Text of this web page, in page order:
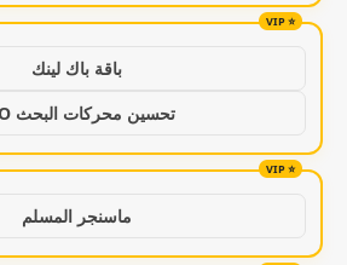
باقة باك لينك
تحسين محركات البحث SEO
ماسنجر المسلم